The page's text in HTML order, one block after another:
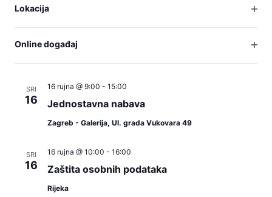
events
to
refresh
filtered
Lokacija
Online događaj
SRI
nepoštivanja prava EU
16 rujna @ 0:00
SRI
16 Jednostavna nabava
16 rujna @ 9:00 - 15:00
Zagreb - Galerija, Ul. grada Vukovara 49
SRI
16 Zaštita osobnih podataka
16 rujna @ 10:00 - 16:00
Rijeka